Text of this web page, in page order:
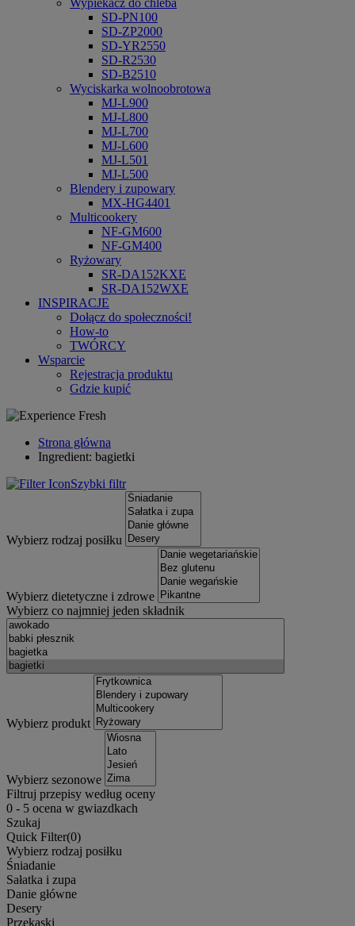
Wypiekacz do chleba
SD-PN100
SD-ZP2000
SD-YR2550
SD-R2530
SD-B2510
Wyciskarka wolnoobrotowa
MJ-L900
MJ-L800
MJ-L700
MJ-L600
MJ-L501
MJ-L500
Blendery i zupowary
MX-HG4401
Multicookery
NF-GM600
NF-GM400
Ryżowary
SR-DA152KXE
SR-DA152WXE
INSPIRACJE
Dołącz do społeczności!
How-to
TWÓRCY
Wsparcie
Rejestracja produktu
Gdzie kupić
Strona główna
Ingredient: bagietki
Szybki filtr
Wybierz rodzaj posiłku
Wybierz dietetyczne i zdrowe
Wybierz co najmniej jeden składnik
Wybierz produkt
Wybierz sezonowe
Filtruj przepisy według oceny
0 - 5 ocena w gwiazdkach
Szukaj
Quick Filter(0)
Wybierz rodzaj posiłku
Śniadanie
Sałatka i zupa
Danie główne
Desery
Przekąski